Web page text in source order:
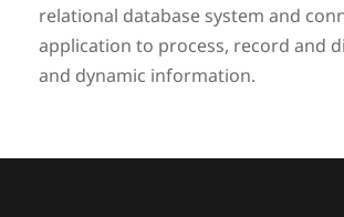
relational database system and
application to process, record and
and dynamic information.